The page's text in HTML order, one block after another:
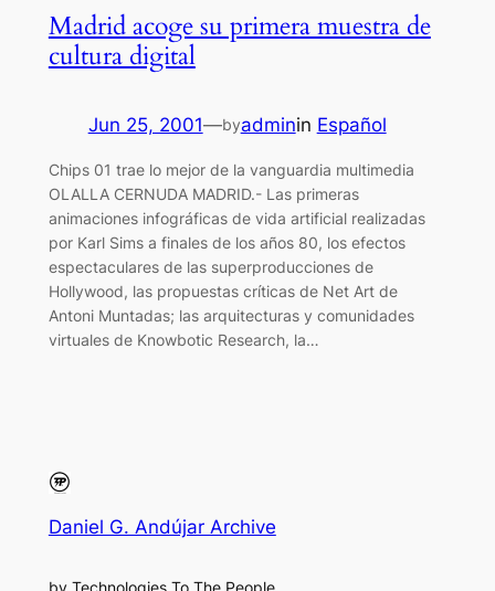
Madrid acoge su primera muestra de
cultura digital
Jun 25, 2001—byadminin Español
Chips 01 trae lo mejor de la vanguardia multimedia
OLALLA CERNUDA MADRID.- Las primeras
animaciones infográficas de vida artificial realizadas
por Karl Sims a finales de los años 80, los efectos
espectaculares de las superproducciones de
Hollywood, las propuestas críticas de Net Art de
Antoni Muntadas; las arquitecturas y comunidades
virtuales de Knowbotic Research, la…
Daniel G. Andújar Archive
by Technologies To The People